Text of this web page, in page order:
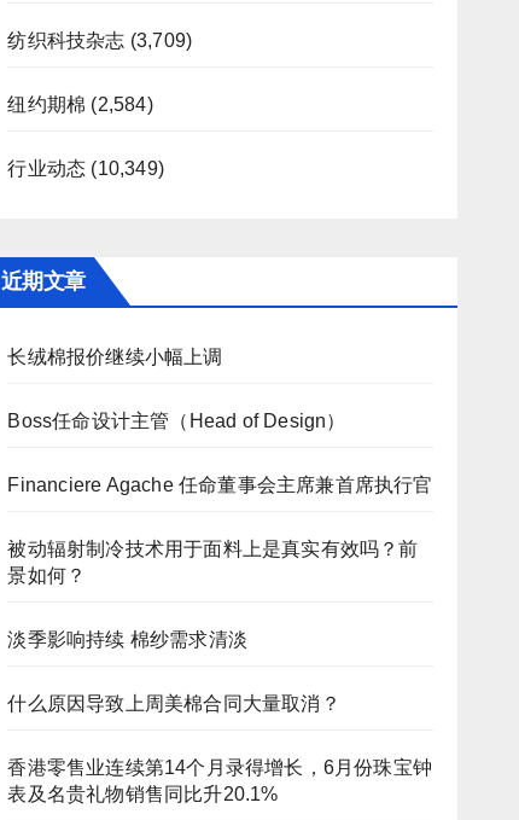
纺织科技杂志 (3,709)
纽约期棉 (2,584)
行业动态 (10,349)
近期文章
长绒棉报价继续小幅上调
Boss任命设计主管（Head of Design）
Financiere Agache 任命董事会主席兼首席执行官
被动辐射制冷技术用于面料上是真实有效吗？前
景如何？
淡季影响持续 棉纱需求清淡
什么原因导致上周美棉合同大量取消？
香港零售业连续第14个月录得增长，6月份珠宝钟
表及名贵礼物销售同比升20.1%